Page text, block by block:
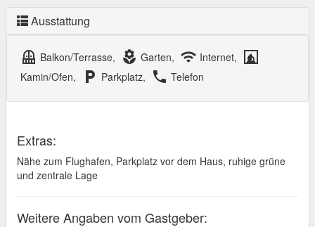
Ausstattung
balcony Balkon/Terrasse, local_florist Garten, wifi Internet, fireplace
Kamin/Ofen, local_parking Parkplatz, local_phone Telefon
Extras:
Nähe zum Flughafen, Parkplatz vor dem Haus, ruhige grüne
und zentrale Lage
Weitere Angaben vom Gastgeber: